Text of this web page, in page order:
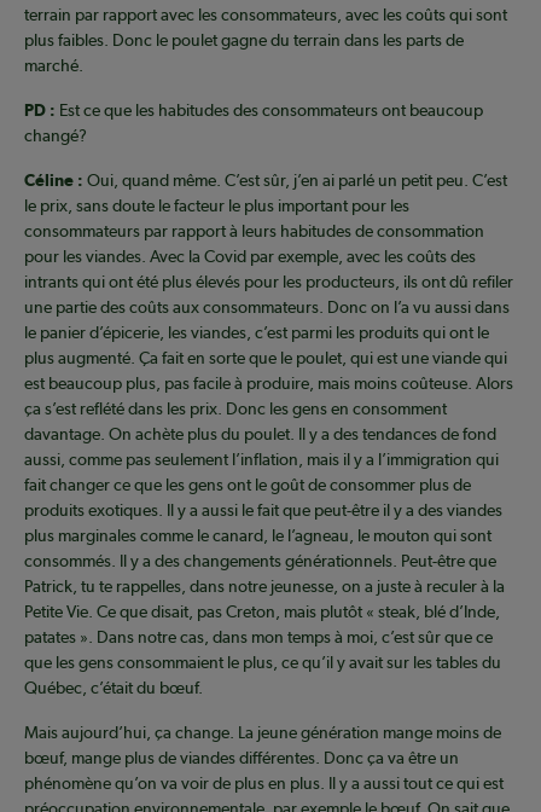
terrain par rapport avec les consommateurs, avec les coûts qui sont
plus faibles. Donc le poulet gagne du terrain dans les parts de
marché.
PD : Est ce que les habitudes des consommateurs ont beaucoup
changé?
Céline : Oui, quand même. C’est sûr, j’en ai parlé un petit peu. C’est
le prix, sans doute le facteur le plus important pour les
consommateurs par rapport à leurs habitudes de consommation
pour les viandes. Avec la Covid par exemple, avec les coûts des
intrants qui ont été plus élevés pour les producteurs, ils ont dû refiler
une partie des coûts aux consommateurs. Donc on l’a vu aussi dans
le panier d’épicerie, les viandes, c’est parmi les produits qui ont le
plus augmenté. Ça fait en sorte que le poulet, qui est une viande qui
est beaucoup plus, pas facile à produire, mais moins coûteuse. Alors
ça s’est reflété dans les prix. Donc les gens en consomment
davantage. On achète plus du poulet. Il y a des tendances de fond
aussi, comme pas seulement l’inflation, mais il y a l’immigration qui
fait changer ce que les gens ont le goût de consommer plus de
produits exotiques. Il y a aussi le fait que peut-être il y a des viandes
plus marginales comme le canard, le l’agneau, le mouton qui sont
consommés. Il y a des changements générationnels. Peut-être que
Patrick, tu te rappelles, dans notre jeunesse, on a juste à reculer à la
Petite Vie. Ce que disait, pas Creton, mais plutôt « steak, blé d’Inde,
patates ». Dans notre cas, dans mon temps à moi, c’est sûr que ce
que les gens consommaient le plus, ce qu’il y avait sur les tables du
Québec, c’était du bœuf.
Mais aujourd’hui, ça change. La jeune génération mange moins de
bœuf, mange plus de viandes différentes. Donc ça va être un
phénomène qu’on va voir de plus en plus. Il y a aussi tout ce qui est